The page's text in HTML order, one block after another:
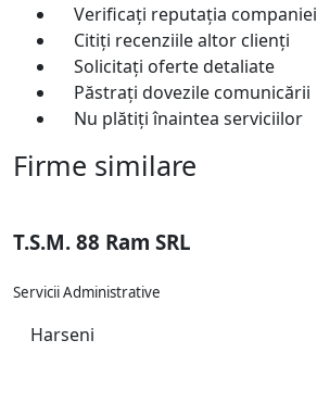
Verificați reputația companiei
Citiți recenziile altor clienți
Solicitați oferte detaliate
Păstrați dovezile comunicării
Nu plătiți înaintea serviciilor
Firme similare
T.S.M. 88 Ram SRL
Servicii Administrative
Harseni